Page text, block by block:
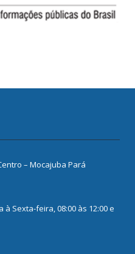
– Mocajuba Pará
Sexta-feira, 08:00 às 12:00 e